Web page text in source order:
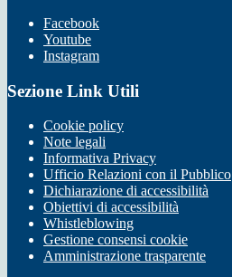
Facebook
Youtube
Instagram
Sezione Link Utili
Cookie policy
Note legali
Informativa Privacy
Ufficio Relazioni con il Pubblico
Dichiarazione di accessibilità
Obiettivi di accessibilità
Whistleblowing
Gestione consensi cookie
Amministrazione trasparente